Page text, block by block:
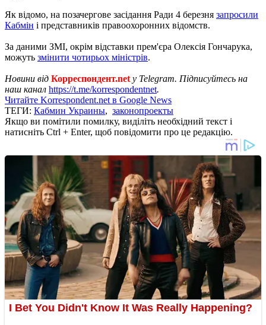
Як відомо, на позачергове засідання Ради 4 березня запросили
Кабмін і представників правоохоронних відомств.
За даними ЗМІ, окрім відставки прем'єра Олексія Гончарука,
можуть змінити чотирьох міністрів.
Новини від Корреспондент.net у Telegram. Підписуйтесь на
наш канал https://t.me/korrespondentnet.
Читайте Korrespondent.net в Google News
ТЕГИ: Кабмин Украины, законопроекты
Якщо ви помітили помилку, виділіть необхідний текст і
натисніть Ctrl + Enter, щоб повідомити про це редакцію.